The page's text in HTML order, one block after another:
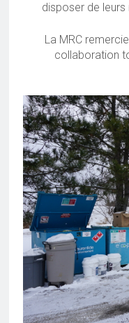
disposer de
La MRC
collaboration